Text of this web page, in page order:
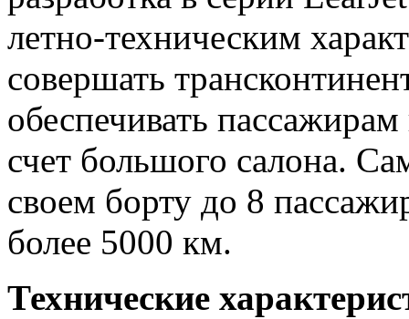
летно-техническим
совершать
обеспечивать
счет большого салона.
своем борту до 8
более 5000 км.
Технические